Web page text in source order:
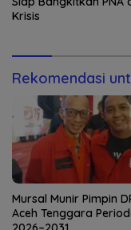
Krisis
Rekomendasi
Mursal Munir Pimpin
Aceh Tenggara